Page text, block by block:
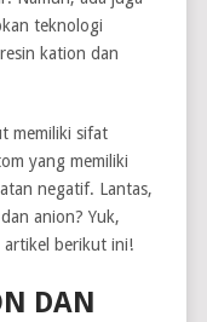
teknologi
kation dan
memiliki sifat
yang memiliki
negatif. Lantas,
anion? Yuk,
artikel berikut ini!
DAN